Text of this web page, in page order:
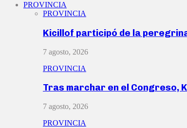
PROVINCIA
PROVINCIA
Kicillof participó de la
7 agosto, 2026
PROVINCIA
Tras marchar en el Congreso,
7 agosto, 2026
PROVINCIA